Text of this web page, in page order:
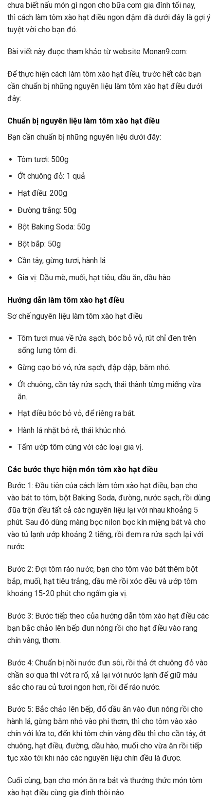
chưa biết nấu món gì ngon cho bữa cơm gia đình tối nay,
thì cách làm tôm xào hạt điều ngon đậm đà dưới đây là gợi ý
tuyệt vời cho bạn đó.
Bài viết này đuọc tham khảo từ website Monan9.com:
Để thực hiện cách làm tôm xào hạt điều, trước hết các bạn
cần chuẩn bị những nguyên liệu làm tôm xào hạt điều dưới
đây:
Chuẩn bị nguyên liệu làm tôm xào hạt điều
Bạn cần chuẩn bị những nguyên liệu dưới đây:
Tôm tươi: 500g
Ớt chuông đỏ: 1 quả
Hạt điều: 200g
Đường trắng: 50g
Bột Baking Soda: 50g
Bột bắp: 50g
Cần tây, gừng tươi, hành lá
Gia vị: Dầu mè, muối, hạt tiêu, dầu ăn, dầu hào
Hướng dẫn làm tôm xào hạt điều
Sơ chế nguyên liệu làm tôm xào hạt điều
Tôm tươi mua về rửa sạch, bóc bỏ vỏ, rút chỉ đen trên
sống lưng tôm đi.
Gừng cạo bỏ vỏ, rửa sạch, đập dập, băm nhỏ.
Ớt chuông, cần tây rửa sạch, thái thành từng miếng vừa
ăn.
Hạt điều bóc bỏ vỏ, để riêng ra bát.
Hành lá nhặt bỏ rễ, thái khúc nhỏ.
Tẩm ướp tôm cùng với các loại gia vị.
Các bước thực hiện món tôm xào hạt điều
Bước 1: Đầu tiên của cách làm tôm xào hạt điều, bạn cho
vào bát to tôm, bột Baking Soda, đường, nước sạch, rồi dùng
đũa trộn đều tất cả các nguyên liệu lại với nhau khoảng 5
phút. Sau đó dùng màng bọc nilon bọc kín miệng bát và cho
vào tủ lạnh ướp khoảng 2 tiếng, rồi đem ra rửa sạch lại với
nước.
Bước 2: Đợi tôm ráo nước, bạn cho tôm vào bát thêm bột
bắp, muối, hạt tiêu trắng, dầu mè rồi xóc đều và ướp tôm
khoảng 15-20 phút cho ngấm gia vị.
Bước 3: Bước tiếp theo của hướng dẫn tôm xào hạt điều các
bạn bắc chảo lên bếp đun nóng rồi cho hạt điều vào rang
chín vàng, thơm.
Bước 4: Chuẩn bị nồi nước đun sôi, rồi thả ớt chuông đỏ vào
chần sơ qua thì vớt ra rổ, xả lại với nước lạnh để giữ màu
sắc cho rau củ tươi ngon hơn, rồi để ráo nước.
Bước 5: Bắc chảo lên bếp, đổ dầu ăn vào đun nóng rồi cho
hành lá, gừng băm nhỏ vào phi thơm, thì cho tôm vào xào
chín với lửa to, đến khi tôm chín vàng đều thì cho cần tây, ớt
chuông, hạt điều, đường, dầu hào, muối cho vừa ăn rồi tiếp
tục xào tới khi nào các nguyên liệu chín đều là được.
Cuối cùng, bạn cho món ăn ra bát và thưởng thức món tôm
xào hạt điều cùng gia đình thôi nào.